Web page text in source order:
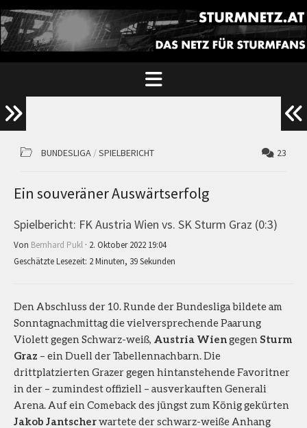
BUNDESLIGA /SPIELBERICHT 23
Ein souveräner Auswärtserfolg
Spielbericht: FK Austria Wien vs. SK Sturm Graz (0:3)
Von Bernhard Pukl · 2. Oktober 2022 19:04
Geschätzte Lesezeit: 2 Minuten, 39 Sekunden
Den Abschluss der 10. Runde der Bundesliga bildete am
Sonntagnachmittag die vielversprechende Paarung
Violett gegen Schwarz-weiß, Austria Wiengegen Sturm
Graz – ein Duell der Tabellennachbarn. Die
drittplatzierten Grazer gegen hintanstehende Favoritner
in der – zumindest offiziell – ausverkauften Generali
Arena. Auf ein Comeback des jüngst zum König gekürten
Jakob Jantscherwartete der schwarz-weiße Anhang